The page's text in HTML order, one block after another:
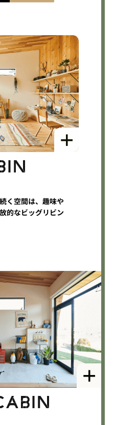
く空間は、趣味や
的なビッグリビン